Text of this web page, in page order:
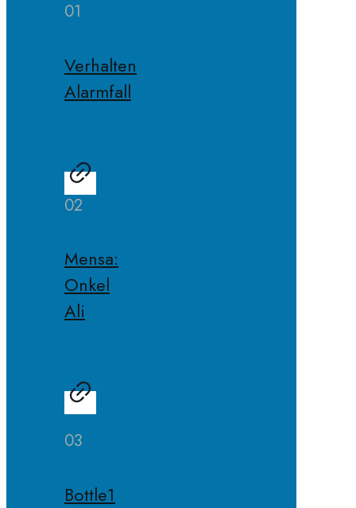
01
Verhalten
Alarmfall
02
Mensa:
Onkel
Ali
03
Bottle1